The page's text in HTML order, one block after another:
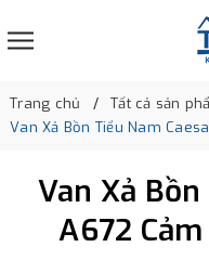
Trang chủ
Tất cả sản
Van Xả Bồn Tiểu Nam
Van Xả
A672